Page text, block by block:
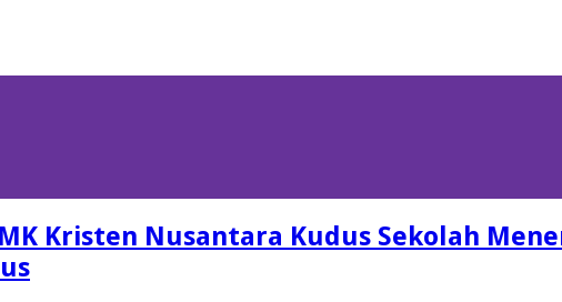
Kristen Nusantara Kudus Sekolah